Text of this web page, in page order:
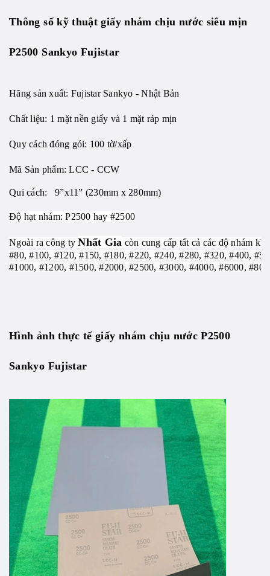
Thông số kỹ thuật giấy nhám chịu nước siêu mịn
P2500 Sankyo Fujistar
Hãng sản xuất: Fujistar Sankyo - Nhật Bản
Chất liệu: 1 mặt nền giấy và 1 mặt ráp mịn
Quy cách đóng gói: 100 tờ/xấp
Mã Sản phẩm: LCC - CCW
Qui cách: 9”x11” (230mm x 280mm)
Độ hạt nhám: P2500 hay #2500
Ngoài ra công tyNhất Gia còn cung cấp tất cả các độ nhám
#80, #100, #120, #150, #180, #220, #240, #280, #320, #400,
#1000, #1200, #1500, #2000, #2500, #3000, #4000, #6000,
Hình ảnh thực tế giấy nhám chịu nước P2500
Sankyo Fujistar